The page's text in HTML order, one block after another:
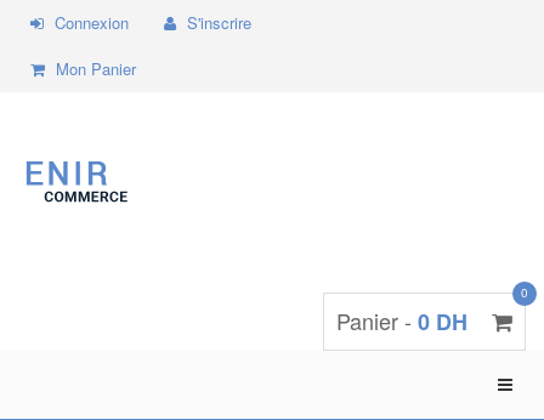
Connexion
S'inscrire
Mon Panier
Panier - 0 DH
0
Toggle